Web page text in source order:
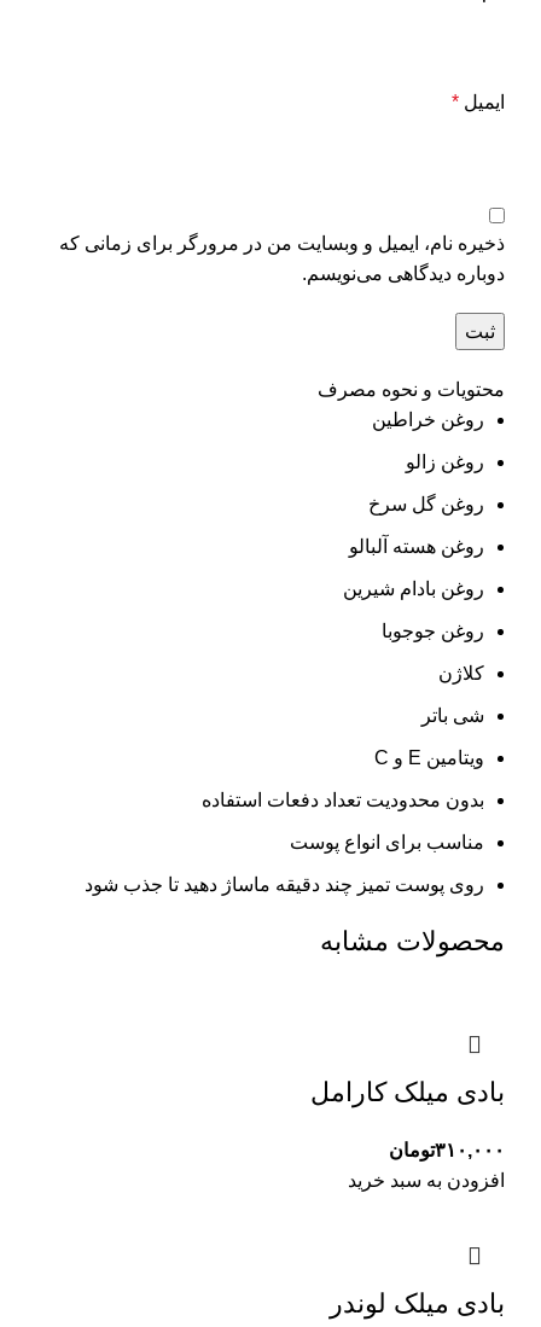
ایمیل *
ذخیره نام، ایمیل و وبسایت من در مرورگر برای زمانی که
دوباره دیدگاهی می‌نویسم.
محتویات و نحوه مصرف
روغن خراطین
روغن زالو
روغن گل سرخ
روغن هسته آلبالو
روغن بادام شیرین
روغن جوجوبا
کلاژن
شی باتر
ویتامین E و C
بدون محدودیت تعداد دفعات استفاده
مناسب برای انواع پوست
روی پوست تمیز چند دقیقه ماساژ دهید تا جذب شود
محصولات مشابه
بادی میلک کارامل
۳۱۰,۰۰۰تومان
افزودن به سبد خرید
بادی میلک لوندر